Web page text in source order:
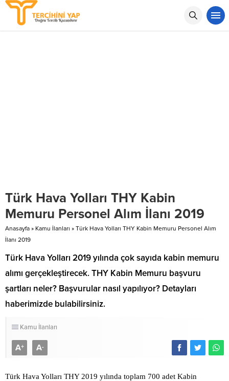
Türk Hava Yolları THY Kabin
Memuru Personel Alım İlanı 2019
Anasayfa » Kamu İlanları » Türk Hava Yolları THY Kabin Memuru Personel Alım
İlanı 2019
Türk Hava Yolları 2019 yılında çok sayıda kabin memuru
alımı gerçekleştirecek. THY Kabin Memuru başvuru
şartları neler? Başvurular nasıl yapılıyor? Detayları
haberimizde bulabilirsiniz.
Kamu İlanları
A+ A-
Türk Hava Yolları THY 2019 yılında toplam 700 adet Kabin